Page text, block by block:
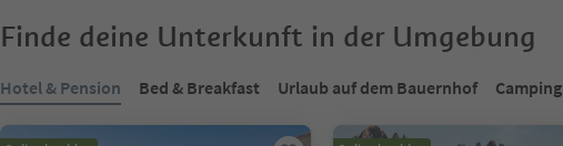
Finde deine Unterkunft in der Umgebung
Hotel & Pension Bed & Breakfast Urlaub auf dem Bauernhof Camping